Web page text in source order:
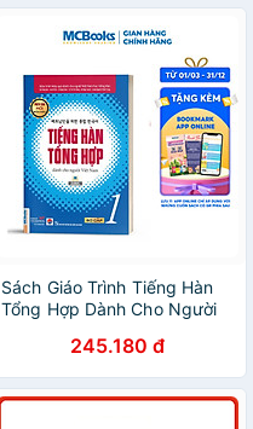
Sách Giáo Trình Tiếng Hàn
Tổng Hợp Dành Cho Người
Bản Mới In Màu
245.180 đ